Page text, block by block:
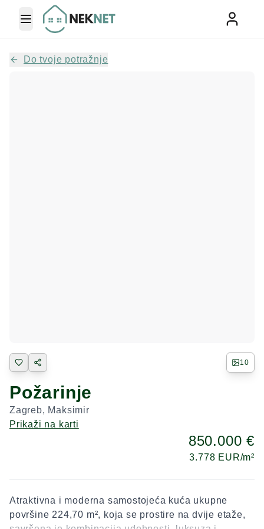
Toggle Menu
Do tvoje potražnje
10
Požarinje
Zagreb, Maksimir
Prikaži na karti
850.000 €
3.778 EUR/m²
Atraktivna i moderna samostojeća kuća ukupne
površine 224,70 m², koja se prostire na dvije etaže,